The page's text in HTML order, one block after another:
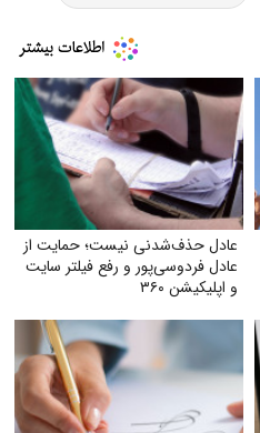
عادل حذف‌شدنی نیست؛ حمایت از
عادل فردوسی‌پور و رفع فیلتر سایت
و اپلیکیشن ۳۶۰